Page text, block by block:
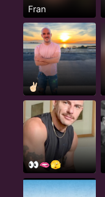
Fran
✌🏻
👀🫦🫣